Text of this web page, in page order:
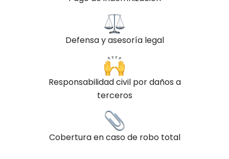
Defensa y asesoría legal
Responsabilidad civil por daños a
terceros
Cobertura en caso de robo total